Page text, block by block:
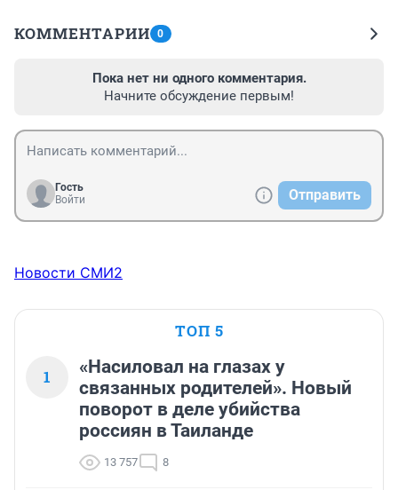
КОММЕНТАРИИ 0
Пока нет ни одного комментария.
Начните обсуждение первым!
Гость
Войти
Отправить
Новости СМИ2
ТОП 5
1
«Насиловал на глазах у
связанных родителей». Новый
поворот в деле убийства
россиян в Таиланде
13 757 8